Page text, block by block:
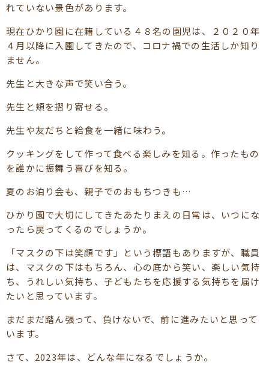
れていない景色があります。
現在ひかり園に在籍している４８名の園児は、２０２０年
４月以降に入園してきたので、コロナ禍での生活しか知り
ません。
先生と大きな声で笑い合う。
先生と頬を摺り寄せる。
先生や友だちと給食を一緒に味わう。
クッキングをして作って食べる楽しみを知る。作ったもの
を誰かに振舞う喜びを知る。
夏のお泊り会も、親子でのおもちつきも…
ひかり園で大切にしてきたあたりまえの日常は、いつにな
ったら戻ってくるのでしょうか。
「マスクの下は笑顔です」という標語もありますが、職員
は、マスクの下はもちろん、心の底から笑い、楽しい気持
ち、うれしい気持ち、子どもたちを応援する気持ちを届け
たいと思っています。
まだまだ踏ん張って、負けないで、前に進みたいと思って
います。
さて、2023年は、どんな年になるでしょうか。